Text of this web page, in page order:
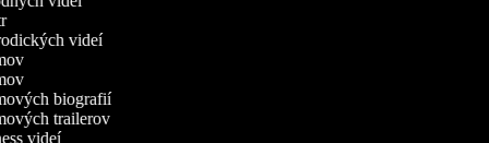
videí
biografií
trailerov
videí